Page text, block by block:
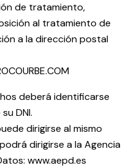
de tratamiento,
al tratamiento de
a la dirección postal
deberá identificarse
DNI.
dirigirse al mismo
dirigirse a la Agencia
www.aepd.es